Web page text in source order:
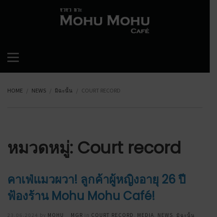
HOME NEWS มิฉะนั้น COURT RECORD
หมวดหมู่: Court record
คาเฟ่แมวผวา! ลูกค้าผู้หญิงอายุ 26 ปี
ฟ้องร้าน Mohu Mohu Café!
Posted
23.06.2024 by MOHU__MGR in COURT RECORD MEDIA NEWS มิฉะนั้น